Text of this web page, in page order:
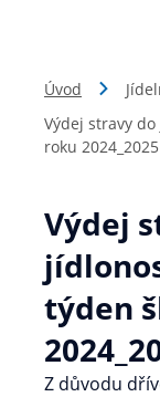
Úvod
Výdej stravy
roku 2024_2025
Výdej
týden
Z důvodu